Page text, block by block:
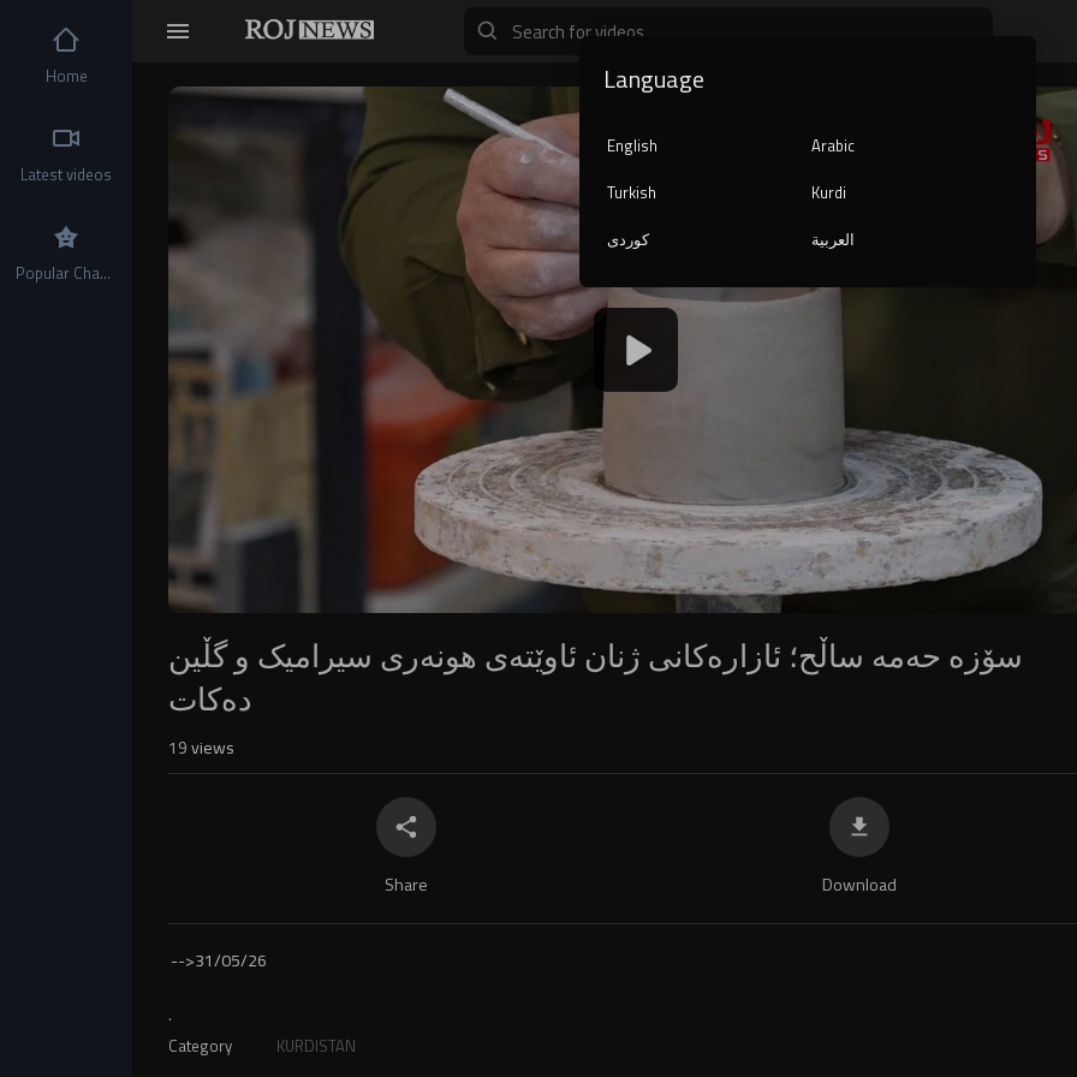
Video
240p
auto
سۆزە حەمە ساڵح؛ ئازارەکانی ژنان ئاوێتەی هونەری سیرامیک و گڵین
دەکات
19views
Share Download
-->31/05/26
.
Category KURDISTAN
Home
Latest videos
Popular Channels
Language
English
Arabic
Turkish
Kurdi
کوردی
العربية